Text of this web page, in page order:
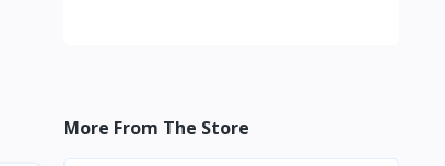
More From The Store